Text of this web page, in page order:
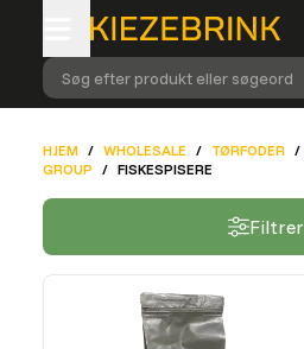
Søg efter produkt eller søgeord
HJEM / WHOLESALE / TØRFODER /
GROUP / FISKESPISERE
Filtrer